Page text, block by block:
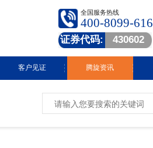
全国服务热线
400-8099-616
证券代码: 430602
客户见证 腾旋资讯
腾旋快讯